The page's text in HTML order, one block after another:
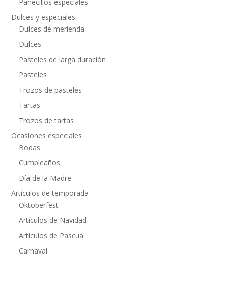
Dulces y especiales
Dulces de merienda
Dulces
Pasteles de larga duración
Pasteles
Trozos de pasteles
Tartas
Trozos de tartas
Ocasiones especiales
Bodas
Cumpleaños
Día de la Madre
Artículos de temporada
Oktoberfest
Artículos de Navidad
Artículos de Pascua
Carnaval